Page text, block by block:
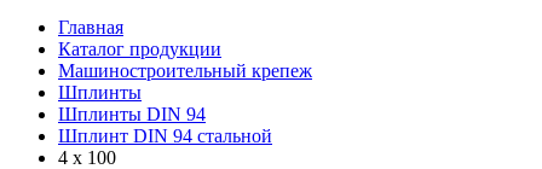
Главная
Каталог продукции
Машиностроительный крепеж
Шплинты
Шплинты DIN 94
Шплинт DIN 94 стальной
4 х 100